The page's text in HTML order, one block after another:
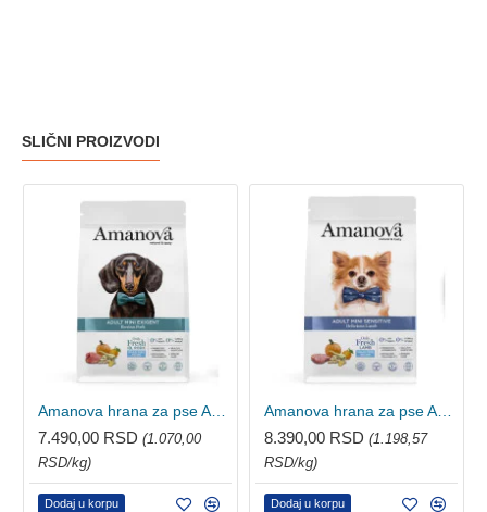
SLIČNI PROIZVODI
7.490,00 RSD (1.070,00
RSD/kg)
Dodaj u korpu
8.390,00 RSD (1.198,57
RSD/kg)
Dodaj u korpu